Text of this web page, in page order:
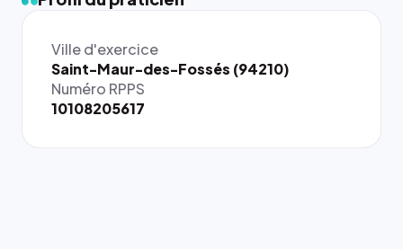
Ville d'exercice
Saint-Maur-des-Fossés (94210)
Numéro RPPS
10108205617
{# 40×40
: la taille
rendue par
`.profile-